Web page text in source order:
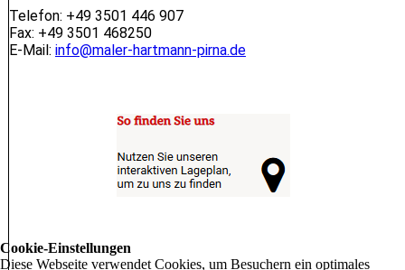
Telefon: +49 3501 446 907
Fax: +49 3501 468250
E-Mail: info@maler-hartmann-pirna.de
Cookie-Einstellungen
Diese Webseite verwendet Cookies, um Besuchern ein optimales